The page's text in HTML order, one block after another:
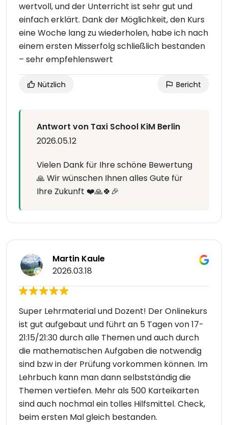
wertvoll, und der Unterricht ist sehr gut und
einfach erklärt. Dank der Möglichkeit, den Kurs
eine Woche lang zu wiederholen, habe ich nach
einem ersten Misserfolg schließlich bestanden
– sehr empfehlenswert
Nützlich Bericht
Antwort von Taxi School KiM Berlin
2026.05.12
Vielen Dank für Ihre schöne Bewertung
🙏 Wir wünschen Ihnen alles Gute für
Ihre Zukunft ❤️🙏🍀🎉
Martin Kaule
2026.03.18
Super Lehrmaterial und Dozent! Der Onlinekurs
ist gut aufgebaut und führt an 5 Tagen von 17-
21:15/21:30 durch alle Themen und auch durch
die mathematischen Aufgaben die notwendig
sind bzw in der Prüfung vorkommen können. Im
Lehrbuch kann man dann selbstständig die
Themen vertiefen. Mehr als 500 Karteikarten
sind auch nochmal ein tolles Hilfsmittel. Check,
beim ersten Mal gleich bestanden.